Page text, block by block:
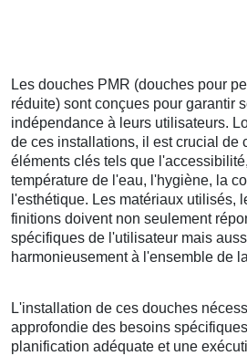
Les douches PMR (douches pour
réduite) sont conçues pour garantir
indépendance à leurs utilisateurs.
de ces installations, il est crucial de
éléments clés tels que
température de l'eau, l'hygiène, la
l'esthétique. Les matériaux utilisés,
finitions doivent non seulement
spécifiques de l'utilisateur mais
harmonieusement à l'ensemble de
L'installation de ces douches
approfondie des besoins
planification adéquate et une